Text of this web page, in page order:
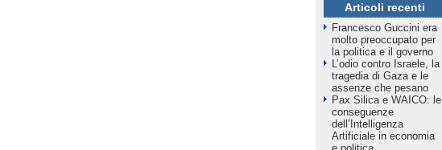
Articoli recenti
Francesco Guccini era
molto preoccupato per
la politica e il governo
L’odio contro Israele, la
tragedia di Gaza e le
assenze che pesano
Pax Silica e WAICO: le
conseguenze
dell’Intelligenza
Artificiale in economia